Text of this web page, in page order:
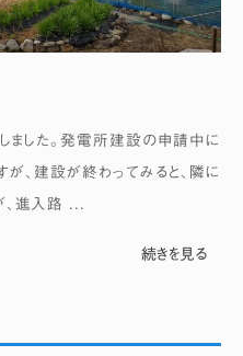
した。発電所建設の申請中に
、建設が終わってみると、隣に
、進入路 ...
続きを見る